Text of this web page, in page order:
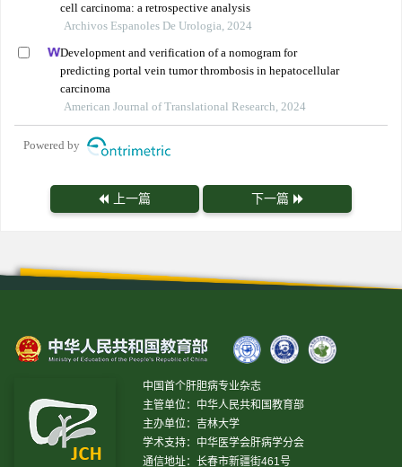
cell carcinoma: a retrospective analysis
Archivos Espanoles De Urologia, 2024
Development and verification of a nomogram for
predicting portal vein tumor thrombosis in hepatocellular
carcinoma
American Journal of Translational Research, 2024
Powered by
上一篇 下一篇
中国首个肝胆病专业杂志
主管单位：中华人民共和国教育部
主办单位：吉林大学
学术支持：中华医学会肝病学分会
通信地址：长春市新疆街461号